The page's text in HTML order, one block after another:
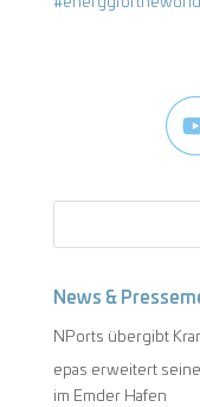
News &
NPorts übergibt
epas erweitert
im Emder Hafen